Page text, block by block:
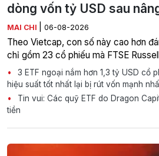
dòng vốn tỷ USD sau
MAI CHI 06-08-2026
Theo Vietcap, con số này cao hơn
chỉ gồm 23 cổ phiếu mà FTSE
3 ETF ngoại nắm hơn 1,3 tỷ USD cổ
hiệu suất tốt nhất lại bị rút vốn mạnh
Tin vui: Các quỹ ETF do Dragon
tiền